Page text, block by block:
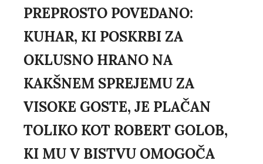
PREPROSTO POVEDANO:
KUHAR, KI POSKRBI ZA
OKLUSNO HRANO NA
KAKŠNEM SPREJEMU ZA
VISOKE GOSTE, JE PLAČAN
TOLIKO KOT ROBERT GOLOB,
KI MU V BISTVU OMOGOČA